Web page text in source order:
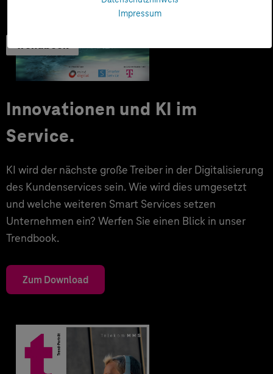
Impressum
Trendbook
Innovationen und KI im
Service.
KI wird der nächste große Treiber in der Digitalisierung
des Kundenservices sein. Wie wird dies umgesetzt
und welche weiteren Smart Services setzen
Unternehmen ein? Werfen Sie einen Blick in unser
Trendbook.
Zum Download